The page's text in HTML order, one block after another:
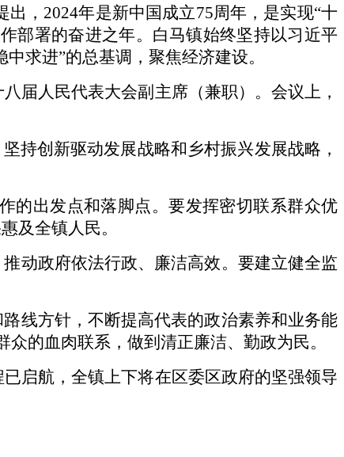
，2024年是新中国成立75周年，是实现“十
部署的奋进之年。白马镇始终坚持以习近平
求进”的总基调，聚焦经济建设。
届人民代表大会副主席（兼职）。会议上，
持创新驱动发展战略和乡村振兴发展战略，
的出发点和落脚点。要发挥密切联系群众优
及全镇人民。
动政府依法行政、廉洁高效。要建立健全监
线方针，不断提高代表的政治素养和业务能
的血肉联系，做到清正廉洁、勤政为民。
启航，全镇上下将在区委区政府的坚强领导